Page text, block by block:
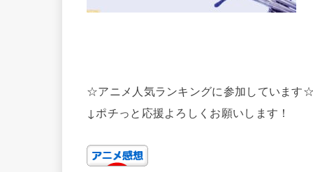
☆アニメ人気ランキングに参加しています
↓ポチっと応援よろしくお願いします！